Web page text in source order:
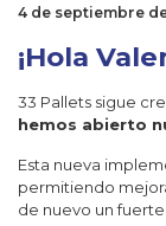
4 de septiembre
¡Hola
33 Pallets sigue
hemos abierto
Esta nueva
permitiendo
de nuevo un